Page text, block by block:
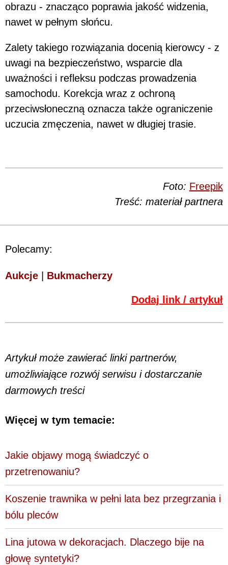
obrazu - znacząco poprawia jakość widzenia,
nawet w pełnym słońcu.
Zalety takiego rozwiązania docenią kierowcy - z
uwagi na bezpieczeństwo, wsparcie dla
uważności i refleksu podczas prowadzenia
samochodu. Korekcja wraz z ochroną
przeciwsłoneczną oznacza także ograniczenie
uczucia zmęczenia, nawet w długiej trasie.
Foto: Freepik
Treść: materiał partnera
Polecamy:
Aukcje | Bukmacherzy
Dodaj link / artykuł
Artykuł może zawierać linki partnerów,
umożliwiające rozwój serwisu i dostarczanie
darmowych treści
Więcej w tym temacie:
Jakie objawy mogą świadczyć o
przetrenowaniu?
Koszenie trawnika w pełni lata bez przegrzania i
bólu pleców
Lina jutowa w dekoracjach. Dlaczego bije na
głowę syntetyki?